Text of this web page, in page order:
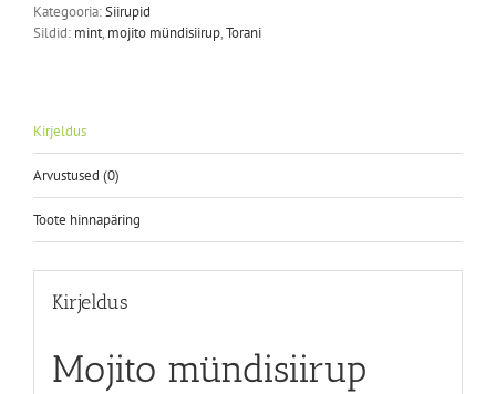
Kategooria:Siirupid
Sildid: mint, mojito mündisiirup,Torani
Kirjeldus
Arvustused (0)
Toote hinnapäring
Kirjeldus
Mojito mündisiirup